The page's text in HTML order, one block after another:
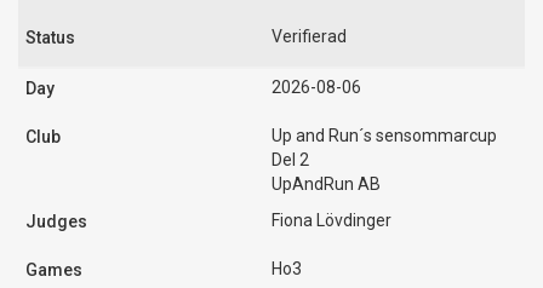
Verifierad
2026-08-06
Up and Run´s sensommarcup
Del 2
UpAndRun AB
Fiona Lövdinger
Ho3